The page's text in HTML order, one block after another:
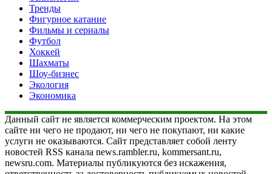
Тренды
Фигурное катание
Фильмы и сериалы
Футбол
Хоккей
Шахматы
Шоу-бизнес
Экология
Экономика
Данный сайт не является коммерческим проектом. На этом
сайте ни чего не продают, ни чего не покупают, ни какие
услуги не оказываются. Сайт представляет собой ленту
новостей RSS канала news.rambler.ru, kommersant.ru,
newsru.com. Материалы публикуются без искажения,